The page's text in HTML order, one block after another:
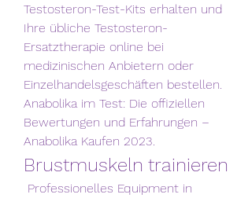
Testosteron-Test-Kits erhalten und
Ihre übliche Testosteron-
Ersatztherapie online bei
medizinischen Anbietern oder
Einzelhandelsgeschäften bestellen.
Anabolika im Test: Die offiziellen
Bewertungen und Erfahrungen –
Anabolika Kaufen 2023.
Brustmuskeln trainieren